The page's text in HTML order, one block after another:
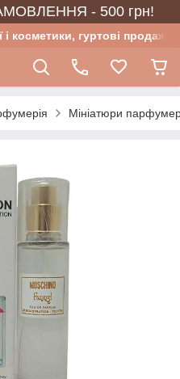
- 500 грн!
косметики, гуртові продажі
Мініатюри